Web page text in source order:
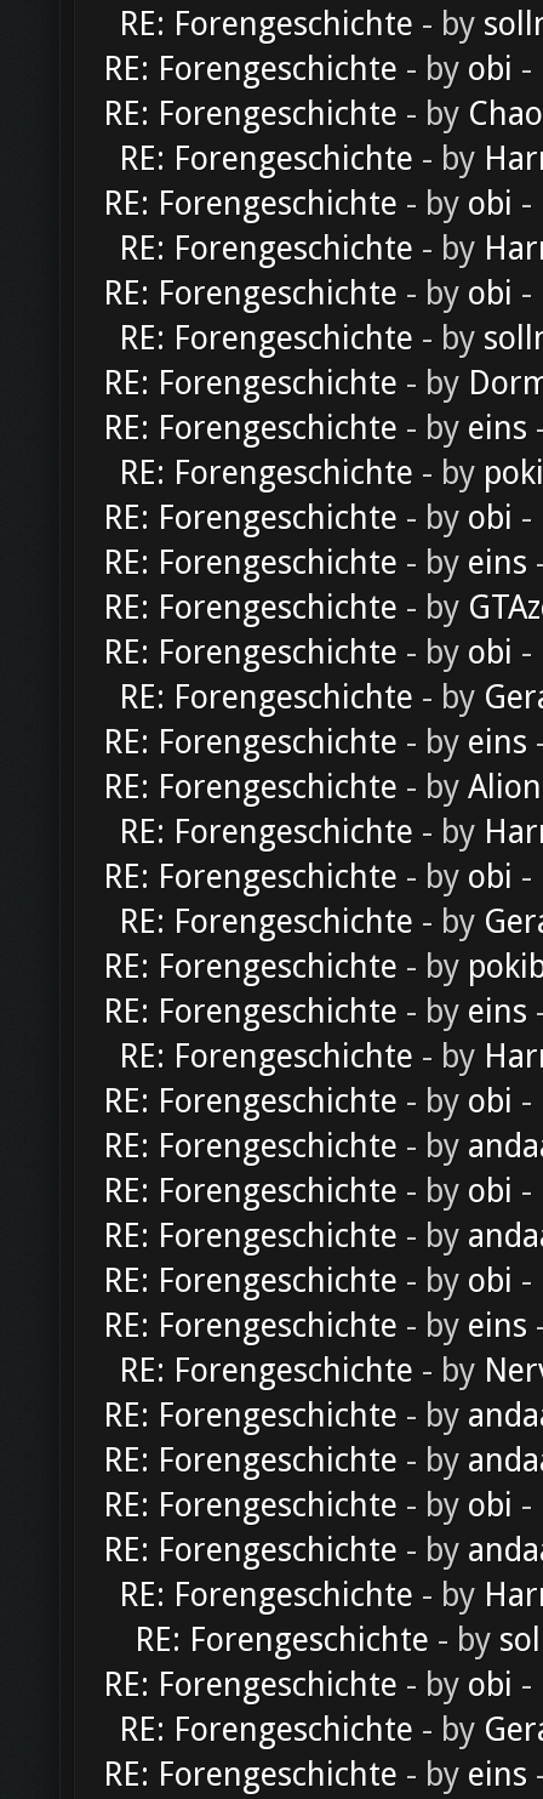
RE: Forengeschichte - by
RE: Forengeschichte - by obi -
RE: Forengeschichte - by
RE: Forengeschichte - by
RE: Forengeschichte - by obi -
RE: Forengeschichte - by
RE: Forengeschichte - by obi -
RE: Forengeschichte - by
RE: Forengeschichte - by
RE: Forengeschichte - by eins
RE: Forengeschichte - by
RE: Forengeschichte - by obi -
RE: Forengeschichte - by eins
RE: Forengeschichte - by
RE: Forengeschichte - by obi -
RE: Forengeschichte - by
RE: Forengeschichte - by eins
RE: Forengeschichte - by Alion
RE: Forengeschichte - by
RE: Forengeschichte - by obi -
RE: Forengeschichte - by
RE: Forengeschichte - by
RE: Forengeschichte - by eins
RE: Forengeschichte - by
RE: Forengeschichte - by obi -
RE: Forengeschichte - by
RE: Forengeschichte - by obi -
RE: Forengeschichte - by
RE: Forengeschichte - by obi -
RE: Forengeschichte - by eins
RE: Forengeschichte - by
RE: Forengeschichte - by
RE: Forengeschichte - by
RE: Forengeschichte - by obi -
RE: Forengeschichte - by
RE: Forengeschichte - by
RE: Forengeschichte - by
RE: Forengeschichte - by obi -
RE: Forengeschichte - by
RE: Forengeschichte - by eins